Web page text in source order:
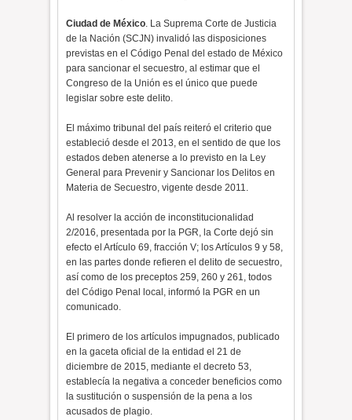
Ciudad de México. La Suprema Corte de Justicia
de la Nación (SCJN) invalidó las disposiciones
previstas en el Código Penal del estado de México
para sancionar el secuestro, al estimar que el
Congreso de la Unión es el único que puede
legislar sobre este delito.
El máximo tribunal del país reiteró el criterio que
estableció desde el 2013, en el sentido de que los
estados deben atenerse a lo previsto en la Ley
General para Prevenir y Sancionar los Delitos en
Materia de Secuestro, vigente desde 2011.
Al resolver la acción de inconstitucionalidad
2/2016, presentada por la PGR, la Corte dejó sin
efecto el Artículo 69, fracción V; los Artículos 9 y 58,
en las partes donde refieren el delito de secuestro,
así como de los preceptos 259, 260 y 261, todos
del Código Penal local, informó la PGR en un
comunicado.
El primero de los artículos impugnados, publicado
en la gaceta oficial de la entidad el 21 de
diciembre de 2015, mediante el decreto 53,
establecía la negativa a conceder beneficios como
la sustitución o suspensión de la pena a los
acusados de plagio.